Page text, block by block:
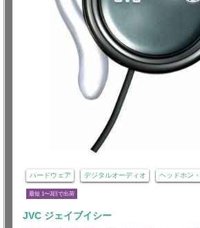
ハードウェア デジタルオーディオ ヘッドホン
最短 1〜3日で出荷
JVC ジェイブイシー